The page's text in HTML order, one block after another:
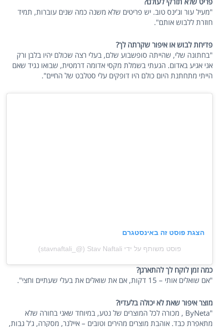
"מעיל עור וג'ינס טוב. יש פריטים שלא משנה כמה שנים עוברות, תמיד
חוזרת ללבוש אותם".
פדיחת לבוש או איפור שקרתה לך?
"בחתונה שלי, שהייתה סופשבוע שלם, בעלי רצה שכולם יהיו בלבן ורק
אני אגיע באדום. הגעתי בשמלת מקסי אדומה דרמטית, שבואו נגיד שאם
הייתי מתחתנת היום כולם היו דופקים עלי סטלבט של החיים".
הצגת פוסט זה באינסטגרם
פוסט משותף על ידי ‏‎Stav Naftali‎‏ (@‏‎stavnaftali_‎‏)
כמה זמן לוקח לך להתארגן?
"אם שואלים אותי – 15 דקות, אם את שואלים את בעלי שעתיים וחצי".
מוצר איפור שאת לא יכולה בלעדיו?
"ByNeta , מכורה לכל המוצרים של נטע, במיוחד שאני בחורה שלא
מתאפרת כבד. אוהבת מוצרים מהירים וטובים – איילנר, מסקרה, ג'ל גבות,